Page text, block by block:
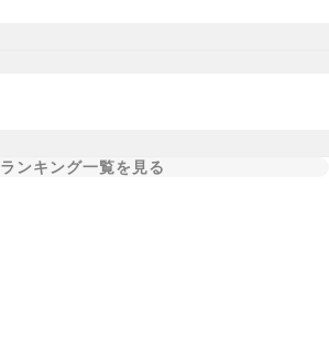
ランキング一覧を見る